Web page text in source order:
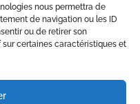
nous permettra de
de navigation ou les ID
ou de retirer son
certaines caractéristiques et